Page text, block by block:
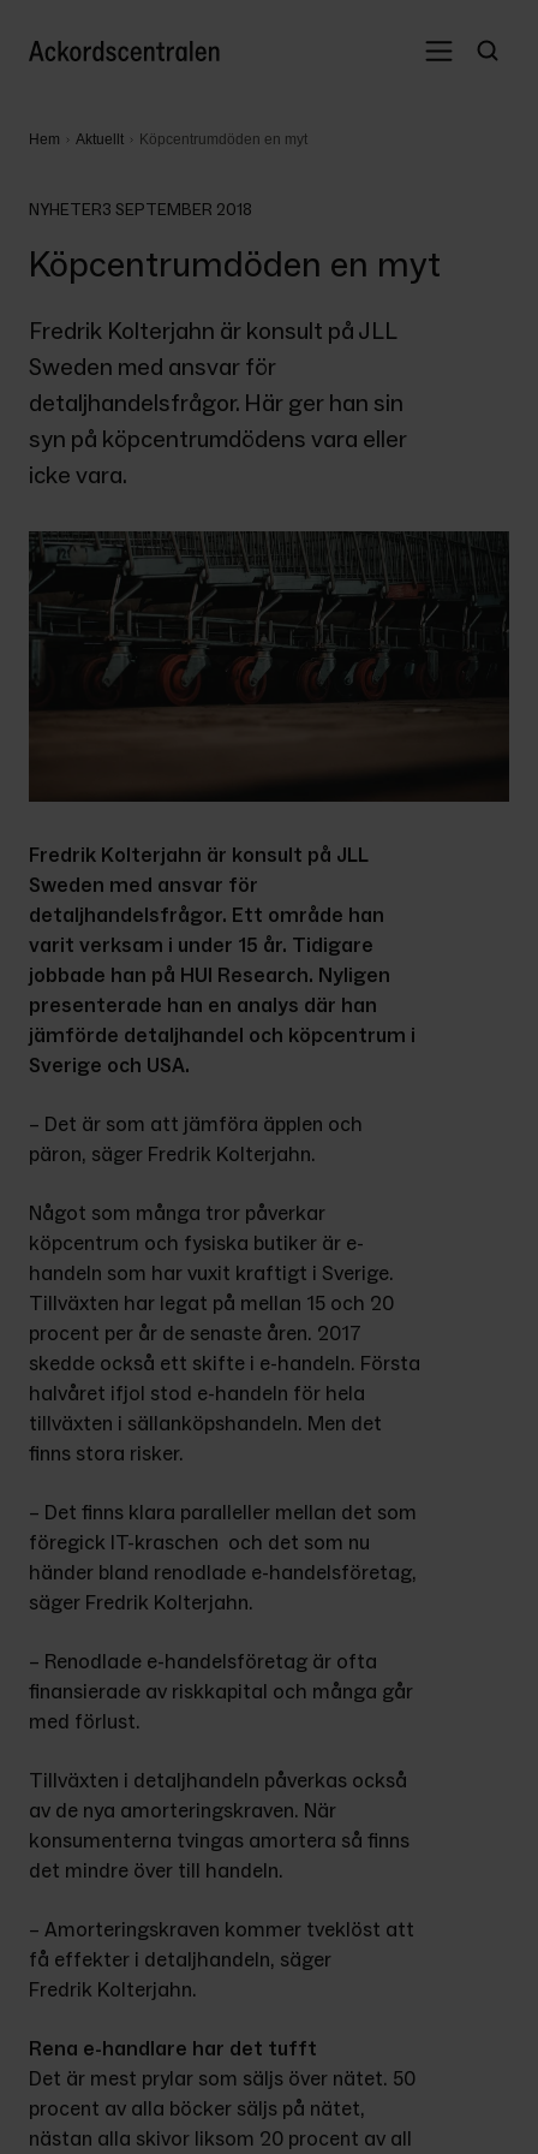
Hem Aktuellt Köpcentrumdöden en myt
NYHETER3 SEPTEMBER 2018
Köpcentrumdöden en myt
Fredrik Kolterjahn är konsult på JLL
Sweden med ansvar för
detaljhandelsfrågor. Här ger han sin
syn på köpcentrumdödens vara eller
icke vara.
Fredrik Kolterjahn är konsult på JLL
Sweden med ansvar för
detaljhandelsfrågor. Ett område han
varit verksam i under 15 år. Tidigare
jobbade han på HUI Research. Nyligen
presenterade han en analys där han
jämförde detaljhandel och köpcentrum i
Sverige och USA.
– Det är som att jämföra äpplen och
päron, säger Fredrik Kolterjahn.
Något som många tror påverkar
köpcentrum och fysiska butiker är e-
handeln som har vuxit kraftigt i Sverige.
Tillväxten har legat på mellan 15 och 20
procent per år de senaste åren. 2017
skedde också ett skifte i e-handeln. Första
halvåret ifjol stod e-handeln för hela
tillväxten i sällanköpshandeln. Men det
finns stora risker.
– Det finns klara paralleller mellan det som
föregick IT-kraschen  och det som nu
händer bland renodlade e-handelsföretag,
säger Fredrik Kolterjahn.
– Renodlade e-handelsföretag är ofta
finansierade av riskkapital och många går
med förlust.
Tillväxten i detaljhandeln påverkas också
av de nya amorteringskraven. När
konsumenterna tvingas amortera så finns
det mindre över till handeln.
– Amorteringskraven kommer tveklöst att
få effekter i detaljhandeln, säger
Fredrik Kolterjahn.
Rena e-handlare har det tufft
Det är mest prylar som säljs över nätet. 50
procent av alla böcker säljs på nätet,
nästan alla skivor liksom 20 procent av all